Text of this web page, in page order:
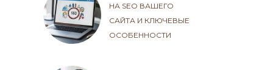
НА SEO ВАШЕГО
САЙТА И КЛЮЧЕВЫЕ
ОСОБЕННОСТИ